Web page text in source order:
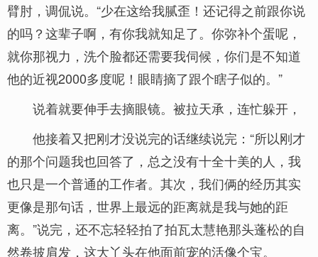
臂肘，调侃说。“少在这给我腻歪！还记得之前跟你说
的吗？这辈子啊，有你我就知足了。你弥补个蛋呢，
就你那视力，洗个脸都还需要我伺候，你们是不知道
他的近视2000多度呢！眼睛摘了跟个瞎子似的。”
说着就要伸手去摘眼镜。被拉天承，连忙躲开，
他接着又把刚才没说完的话继续说完：“所以刚才
的那个问题我也回答了，总之没有十全十美的人，我
也只是一个普通的工作者。其次，我们俩的经历其实
更像是那句话，世界上最远的距离就是我与她的距
离。”说完，还不忘轻轻拍了拍瓦太慧艳那头蓬松的自
然卷披肩发，这大丫头在他面前宠的活像个宝。